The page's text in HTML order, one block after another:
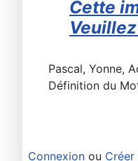
Cette
Pascal, Yonne,
Définition du
Connexion ou